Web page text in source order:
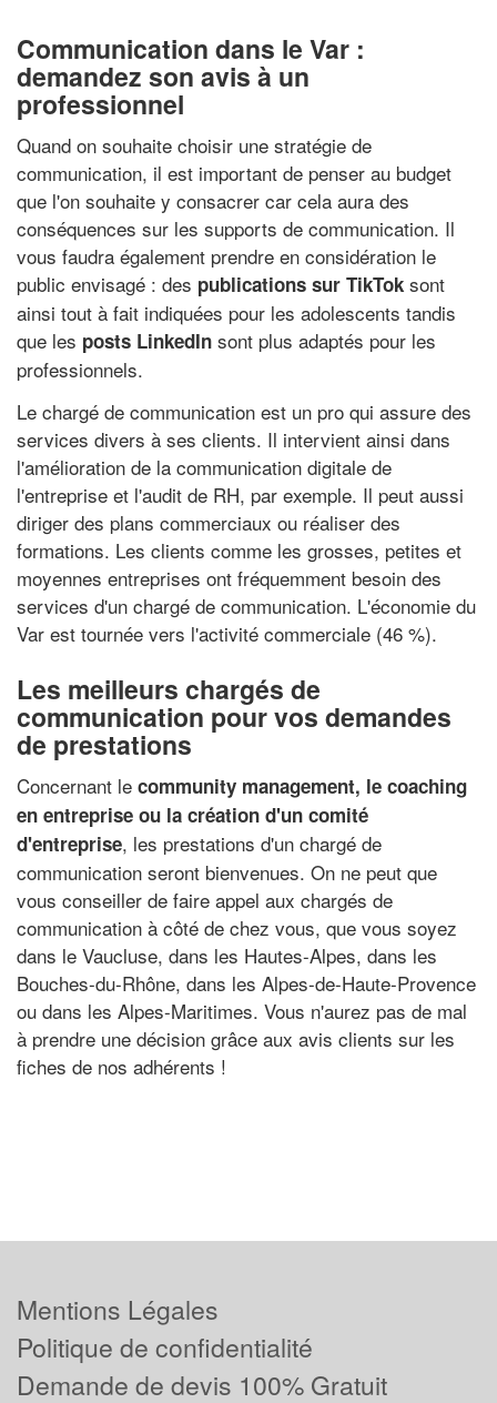
Communication dans le Var :
demandez son avis à un
professionnel
Quand on souhaite choisir une stratégie de
communication, il est important de penser au budget
que l'on souhaite y consacrer car cela aura des
conséquences sur les supports de communication. Il
vous faudra également prendre en considération le
public envisagé : des publications sur TikTok sont
ainsi tout à fait indiquées pour les adolescents tandis
que les posts LinkedIn sont plus adaptés pour les
professionnels.
Le chargé de communication est un pro qui assure des
services divers à ses clients. Il intervient ainsi dans
l'amélioration de la communication digitale de
l'entreprise et l'audit de RH, par exemple. Il peut aussi
diriger des plans commerciaux ou réaliser des
formations. Les clients comme les grosses, petites et
moyennes entreprises ont fréquemment besoin des
services d'un chargé de communication. L'économie du
Var est tournée vers l'activité commerciale (46 %).
Les meilleurs chargés de
communication pour vos demandes
de prestations
Concernant le community management, le coaching
en entreprise ou la création d'un comité
d'entreprise, les prestations d'un chargé de
communication seront bienvenues. On ne peut que
vous conseiller de faire appel aux chargés de
communication à côté de chez vous, que vous soyez
dans le Vaucluse, dans les Hautes-Alpes, dans les
Bouches-du-Rhône, dans les Alpes-de-Haute-Provence
ou dans les Alpes-Maritimes. Vous n'aurez pas de mal
à prendre une décision grâce aux avis clients sur les
fiches de nos adhérents !
Mentions Légales
Politique de confidentialité
Demande de devis 100% Gratuit